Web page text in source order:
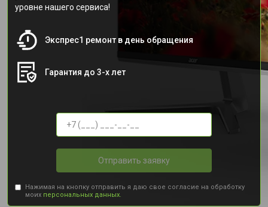
уровне нашего сервиса!
Экспрес1 ремонт в день обращения
Гарантия до 3-х лет
Отправить заявку
Нажимая на кнопку отправить я даю свое согласие на обработку
моих персональных данных.